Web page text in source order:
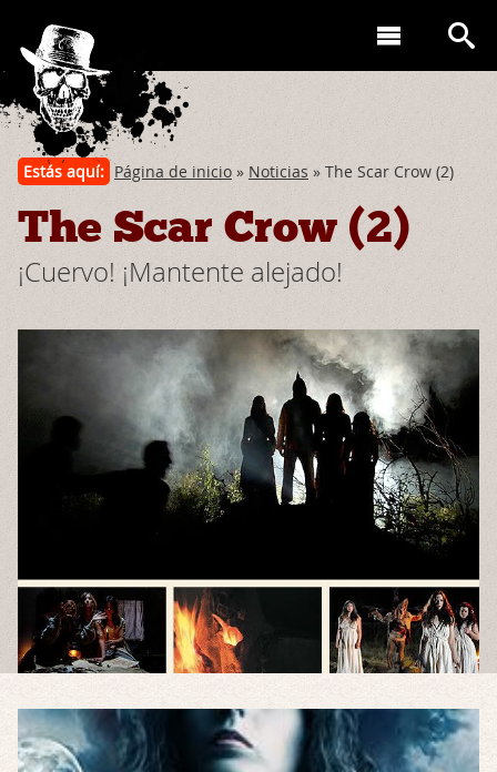
Estás aquí: Página de inicio » Noticias » The Scar Crow (2)
The Scar Crow (2)
¡Cuervo! ¡Mantente alejado!